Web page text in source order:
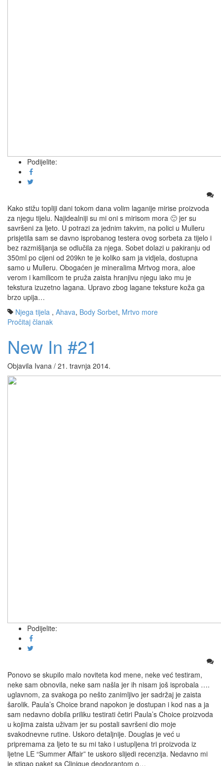
Podijelite:
Kako stižu topliji dani tokom dana volim laganije mirise proizvoda
za njegu tijelu. Najidealniji su mi oni s mirisom mora 🙂 jer su
savršeni za ljeto. U potrazi za jednim takvim, na polici u Mulleru
prisjetila sam se davno isprobanog testera ovog sorbeta za tijelo i
bez razmišljanja se odlučila za njega. Sobet dolazi u pakiranju od
350ml po cijeni od 209kn te je koliko sam ja vidjela, dostupna
samo u Mulleru. Obogaćen je mineralima Mrtvog mora, aloe
verom i kamilicom te pruža zaista hranjivu njegu iako mu je
tekstura izuzetno lagana. Upravo zbog lagane teksture koža ga
brzo upija…
Njega tijela , Ahava, Body Sorbet, Mrtvo more
Pročitaj članak
New In #21
Objavila Ivana / 21. travnja 2014.
Podijelite:
Ponovo se skupilo malo noviteta kod mene, neke već testiram,
neke sam obnovila, neke sam našla jer ih nisam još isprobala ….
uglavnom, za svakoga po nešto zanimljivo jer sadržaj je zaista
šarolik. Paula’s Choice brand napokon je dostupan i kod nas a ja
sam nedavno dobila priliku testirati četiri Paula’s Choice proizvoda
u kojima zaista uživam jer su postali savršeni dio moje
svakodnevne rutine. Uskoro detaljnije. Douglas je već u
pripremama za ljeto te su mi tako i ustupljena tri proizvoda iz
ljetne LE “Summer Affair” te uskoro slijedi recenzija. Nedavno mi
je stigao paket sa Clinique deodorantom o…